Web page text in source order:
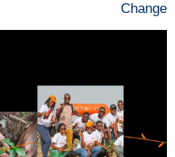
Change